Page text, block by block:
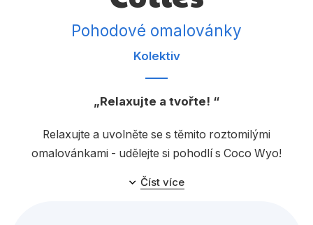
Křížovky
Pohodové omalovánky
Kolektiv
Relaxujte a tvořte!
Relaxujte a uvolněte se s těmito roztomilými
omalovánkami - udělejte si pohodlí s Coco Wyo!
Číst více